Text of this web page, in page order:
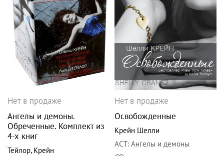
Нет в продаже
Ангелы и демоны.
Обреченные. Комплект из
4-х книг
Тейлор, Крейн
Нет в продаже
Освобожденные
Крейн Шелли
АСТ: Ангелы и демоны